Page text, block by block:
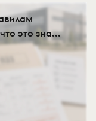
это зна...